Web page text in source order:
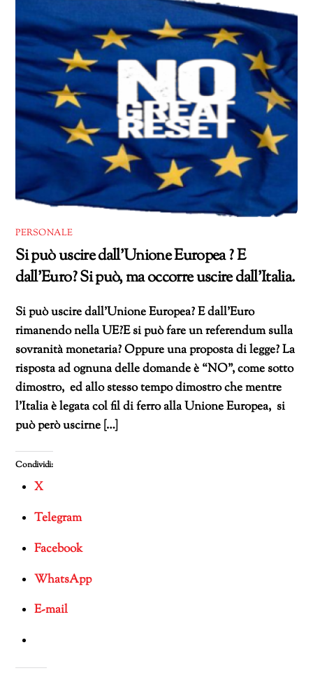
PERSONALE
Si può uscire dall’Unione Europea ? E
dall’Euro? Si può, ma occorre uscire dall’Italia.
Si può uscire dall’Unione Europea? E dall’Euro
rimanendo nella UE?E si può fare un referendum sulla
sovranità monetaria? Oppure una proposta di legge? La
risposta ad ognuna delle domande è “NO”, come sotto
dimostro, ed allo stesso tempo dimostro che mentre
l’Italia è legata col fil di ferro alla Unione Europea, si
può però uscirne […]
Condividi:
X
Telegram
Facebook
WhatsApp
E-mail